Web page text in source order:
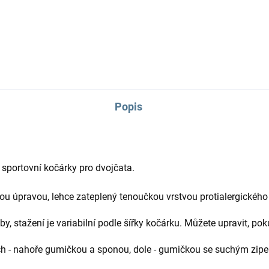
Popis
kočárky pro dvojčata.
úpravou, lehce zateplený tenoučkou vrstvou
stažení je variabilní podle šířky kočárku. Můžete upravit,
- nahoře gumičkou a sponou, dole - gumičkou se suchým